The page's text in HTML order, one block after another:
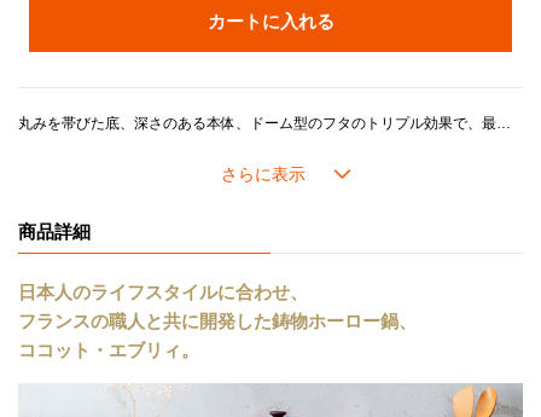
カートに入れる
丸みを帯びた底、深さのある本体、ドーム型のフタのトリプル効果で、最も効率的に対流が起きる設計は、素材ひとつひとつに熱が均一に行き渡り、炊飯だけでなくさまざまな料理をおいしく仕上げてくれます。ご飯だけではなく、「煮込み」、「揚げ物」、「蒸し料理」など、多彩な調理法に大活躍です。また、コンパクトなので、スマートに収納できるのもココット・エブリィの特徴です。鋳物ホーローウェアとして初めてインナーリッド（内フタ）を使用できる設計となっており、インナーリッドを使うことで、炊飯や煮物の吹きこぼれを防ぎます。※インナーリッドは別売りです。3合までの炊飯が可能です。
ル・クルーゼの鍋がつくるおいしさのヒミツは、鋳物ホーローの高い熱伝導性と蓄熱性に加え、ル・クルーゼが誇るこだわりの製品設計にあります。
《分量の目安》
■サイズ18
人数：2～4人分
カレー：約8皿分
商品詳細
日本人のライフスタイルに合わせ、
フランスの職人と共に開発した鋳物ホーロー鍋、
ココット・エブリィ。